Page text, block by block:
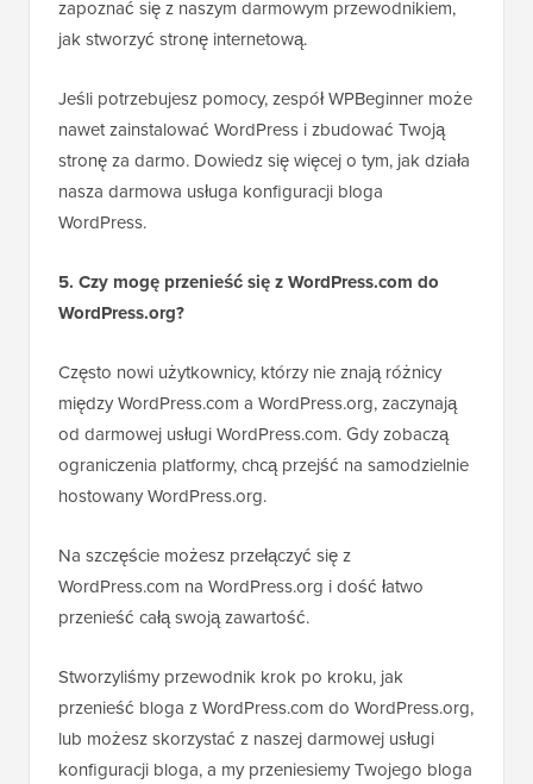
zapoznać się z naszym darmowym przewodnikiem,
jak stworzyć stronę internetową.
Jeśli potrzebujesz pomocy, zespół WPBeginner może
nawet zainstalować WordPress i zbudować Twoją
stronę za darmo. Dowiedz się więcej o tym, jak działa
nasza darmowa usługa konfiguracji bloga
WordPress.
5. Czy mogę przenieść się z WordPress.com do
WordPress.org?
Często nowi użytkownicy, którzy nie znają różnicy
między WordPress.com a WordPress.org, zaczynają
od darmowej usługi WordPress.com. Gdy zobaczą
ograniczenia platformy, chcą przejść na samodzielnie
hostowany WordPress.org.
Na szczęście możesz przełączyć się z
WordPress.com na WordPress.org i dość łatwo
przenieść całą swoją zawartość.
Stworzyliśmy przewodnik krok po kroku, jak
przenieść bloga z WordPress.com do WordPress.org,
lub możesz skorzystać z naszej darmowej usługi
konfiguracji bloga, a my przeniesiemy Twojego bloga